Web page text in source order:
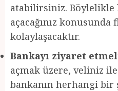
atabilirsiniz. Böylelikle
açacağınız
kolaylaşacaktır.
Bankayı ziyaret
açmak üzere, veliniz
bankanın herhangi bir